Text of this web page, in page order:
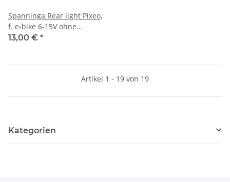
Spanninga Rear light Pixeo,
f. e-bike 6-15V ohne
Standlicht
13,00 € *
Artikel 1 - 19 von 19
Kategorien